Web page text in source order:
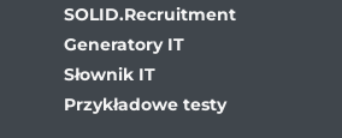
SOLID.Recruitment
Generatory IT
Słownik IT
Przykładowe testy